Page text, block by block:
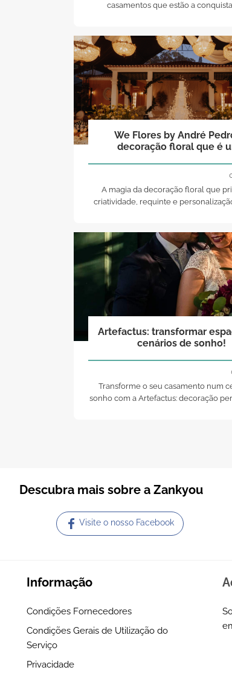
casamentos que estão a
We Flores by André
decoração floral que é
A magia da decoração floral que
criatividade, requinte e
Artefactus: transformar
cenários de sonho!
Transforme o seu casamento num
sonho com a Artefactus: decoração
Descubra mais sobre a Zankyou
Visite o nosso Facebook
Informação
Condições Fornecedores
Condições Gerais de Utilização do
Serviço
Privacidade